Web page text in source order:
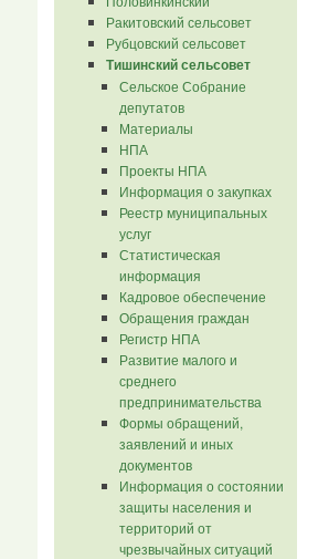
Ракитовский сельсовет
Рубцовский сельсовет
Тишинский сельсовет
Сельское Собрание
депутатов
Материалы
НПА
Проекты НПА
Информация о закупках
Реестр муниципальных
услуг
Статистическая
информация
Кадровое обеспечение
Обращения граждан
Регистр НПА
Развитие малого и
среднего
предпринимательства
Формы обращений,
заявлений и иных
документов
Информация о состоянии
защиты населения и
территорий от
чрезвычайных ситуаций